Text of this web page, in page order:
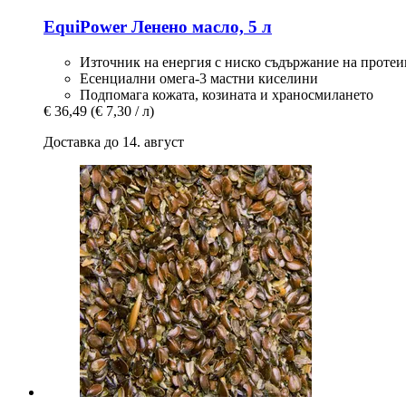
EquiPower Ленено масло, 5 л
Източник на енергия с ниско съдържание на
Есенциални омега-3 мастни киселини
Подпомага кожата, козината и храносмилането
€ 36,49 (€ 7,30 / л)
Доставка до 14. август